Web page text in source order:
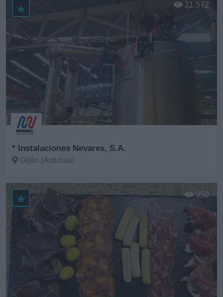
* Instalaciones Nevares, S.A.
Gijón (Asturias)
21.572
950